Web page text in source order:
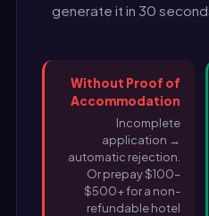
generate it in 30
Without Proof of
Accommodation
Incomplete
application →
automatic rejection.
Or prepay $100–
$500+ for a non-
refundable hotel